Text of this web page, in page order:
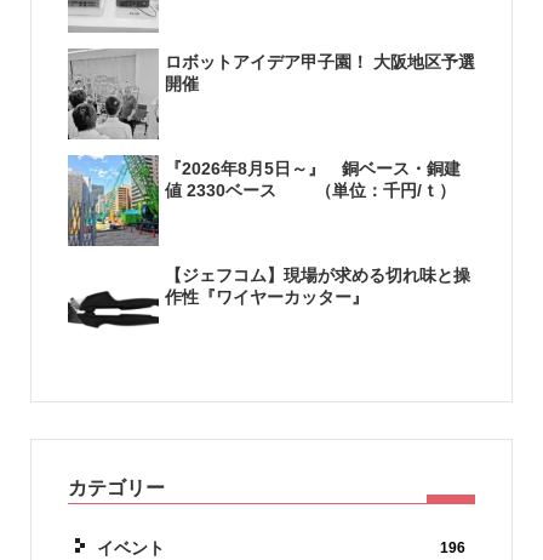
ロボットアイデア甲子園！ 大阪地区予選
開催
『2026年8月5日～』 銅ベース・銅建
値 2330ベース （単位：千円/ｔ）
【ジェフコム】現場が求める切れ味と操
作性『ワイヤーカッター』
カテゴリー
イベント 196